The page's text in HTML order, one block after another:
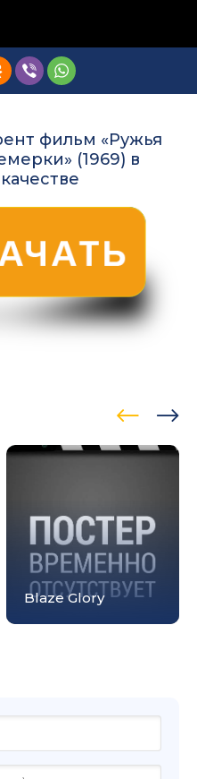
фильм «Ружья
(1969) в
Blaze Glory